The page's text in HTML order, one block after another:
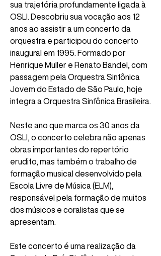
sua trajetória profundamente ligada à
OSLI. Descobriu sua vocação aos 12
anos ao assistir a um concerto da
orquestra e participou do concerto
inaugural em 1995. Formado por
Henrique Muller e Renato Bandel, com
passagem pela Orquestra Sinfônica
Jovem do Estado de São Paulo, hoje
integra a Orquestra Sinfônica Brasileira.
Neste ano que marca os 30 anos da
OSLI, o concerto celebra não apenas
obras importantes do repertório
erudito, mas também o trabalho de
formação musical desenvolvido pela
Escola Livre de Música (ELM),
responsável pela formação de muitos
dos músicos e coralistas que se
apresentam.
Este concerto é uma realização da